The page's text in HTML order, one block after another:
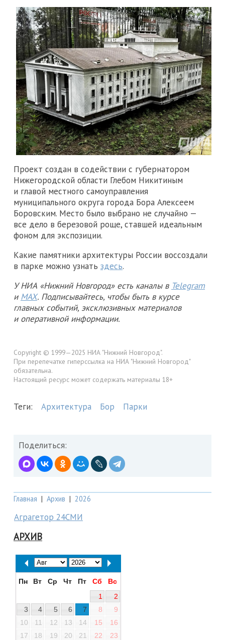
Проект создан в содействии с губернатором
Нижегородской области Глебом Никитиным
и главой местного самоуправления
муниципального округа города Бора Алексеем
Боровским. Место было выбрано не случайно —
все дело в березовой роще, ставшей идеальным
фоном для экспозиции.
Какие памятники архитектуры России воссоздали
в парке можно узнать здесь.
У НИА «Нижний Новгород» есть каналы в Telegram
и MAX. Подписывайтесь, чтобы быть в курсе
главных событий, эксклюзивных материалов
и оперативной информации.
Copyright © 1999—2025 НИА "Нижний Новгород".
При перепечатке гиперссылка на НИА "Нижний Новгород"
обязательна.
Настоящий ресурс может содержать материалы 18+
Теги: Архитектура Бор Парки
Поделиться:
Главная | Архив | 2026
Аграгетор 24СМИ
АРХИВ
Пн Вт Ср Чт Пт Сб
Вс
1
2
3
4 5 6 7 8
9
10
11 12 13 14 15
16
17
18 19 20 21 22
23